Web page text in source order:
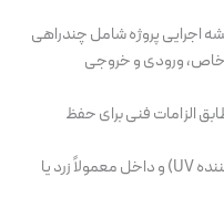
اجرایی پروژه شامل چندراهی
خاص، ورودی و خروجی
الزامات فنی برای حفظ
بیرون مشکی (دارای پایدارکننده UV) و داخل معمولاً زرد یا